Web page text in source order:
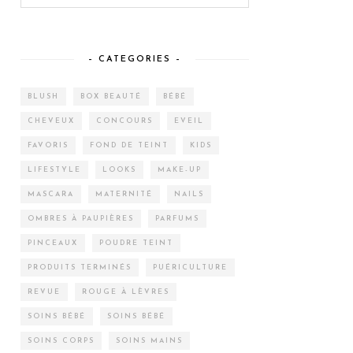
– CATEGORIES –
BLUSH BOX BEAUTÉ BÉBÉ
CHEVEUX CONCOURS EVEIL
FAVORIS FOND DE TEINT KIDS
LIFESTYLE LOOKS MAKE-UP
MASCARA MATERNITÉ NAILS
OMBRES À PAUPIÈRES PARFUMS
PINCEAUX POUDRE TEINT
PRODUITS TERMINÉS PUÉRICULTURE
REVUE ROUGE À LÈVRES
SOINS BÉBÉ SOINS BÉBÉ
SOINS CORPS SOINS MAINS